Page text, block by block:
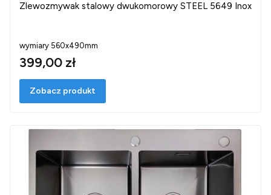
Zlewozmywak stalowy dwukomorowy STEEL 5649 Inox
wymiary 560x490mm
399,00 zł
Zobacz produkt